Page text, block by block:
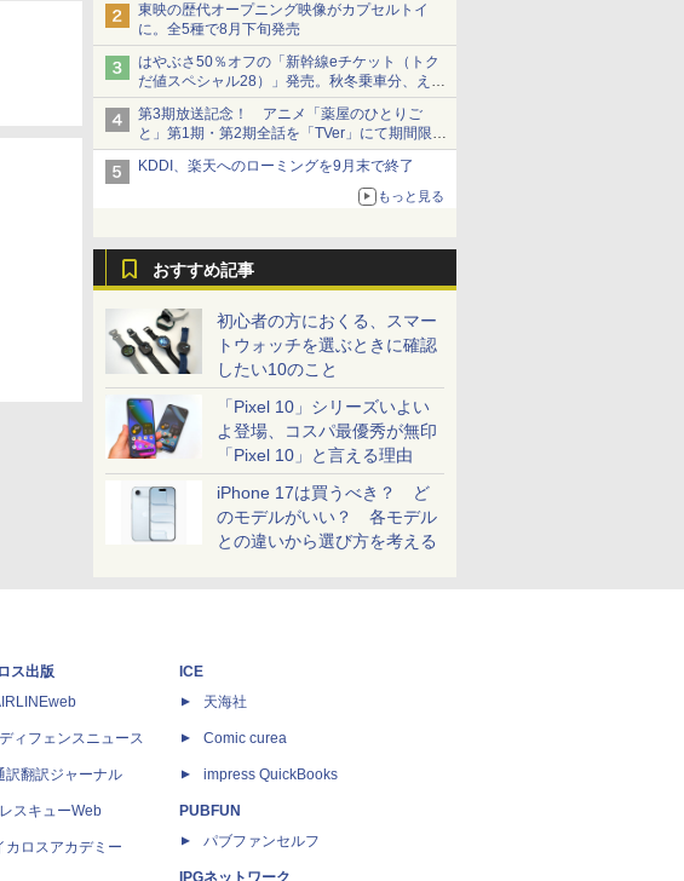
東映の歴代オープニング映像がカプセルトイ
に。全5種で8月下旬発売
はやぶさ50％オフの「新幹線eチケット（トク
だ値スペシャル28）」発売。秋冬乗車分、えき
ねっと限定
第3期放送記念！ アニメ「薬屋のひとりご
と」第1期・第2期全話を「TVer」にて期間限定
で順次無料配信開始
KDDI、楽天へのローミングを9月末で終了
もっと見る
おすすめ記事
初心者の方におくる、スマー
トウォッチを選ぶときに確認
したい10のこと
「Pixel 10」シリーズいよい
よ登場、コスパ最優秀が無印
「Pixel 10」と言える理由
iPhone 17は買うべき？ ど
のモデルがいい？ 各モデル
との違いから選び方を考える
ス出版
ィフェンスニュース
訳翻訳ジャーナル
スキューWeb
カロスアカデミー
ICE
天海社
Comic curea
impress QuickBooks
PUBFUN
パブファンセルフ
IPGネットワーク